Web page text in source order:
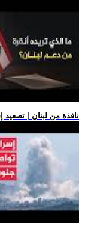
.. نافذة من لبنان |